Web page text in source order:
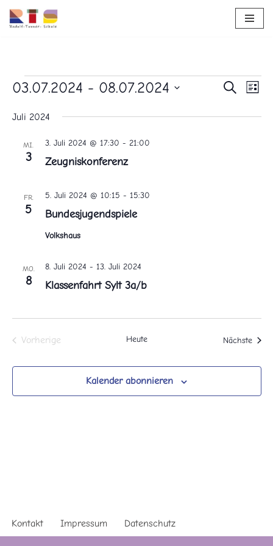
SucheListe
03.07.2024 - 08.07.2024
wählen.
Juli 2024
MI.
3 Zeugniskonferenz
3. Juli 2024 @ 17:30 - 21:00
FR.
5 Bundesjugendspiele
5. Juli 2024 @ 10:15 - 15:30
Volkshaus
MO.
8 Klassenfahrt Sylt 3a/b
8. Juli 2024 - 13. Juli 2024
Vorherige
Heute Nächste
Kalender abonnieren
Kontakt Impressum Datenschutz